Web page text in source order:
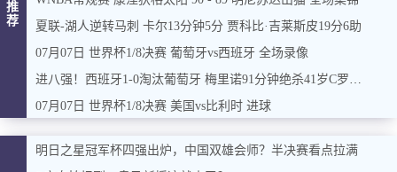
推
荐
夏联-湖人逆转马刺 卡尔13分钟5分 贾科比·吉莱斯皮19分6助
07月07日 世界杯1/8决赛 葡萄牙vs西班牙 全场录像
进八强！西班牙1-0淘汰葡萄牙 梅里诺91分钟绝杀41岁C罗最后一舞
07月07日 世界杯1/8决赛 美国vs比利时 进球
明日之星冠军杯四强出炉，中国双雄会师？半决赛看点拉满